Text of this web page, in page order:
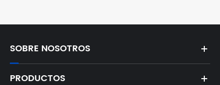
SOBRE NOSOTROS
PRODUCTOS